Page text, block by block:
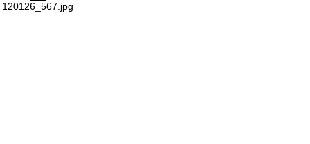
120126_567.jpg